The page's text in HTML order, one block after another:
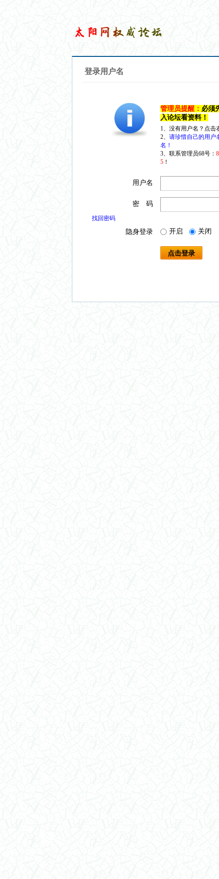
登录用户名
管理员提醒： 必须
入论坛看资料！
1、没有用户名？点
2、 请珍惜自己的用户
名！
3、联系管理员68号：
5 ！
用户名
密 码
找回密码
隐身登录 开启 关闭
点击登录